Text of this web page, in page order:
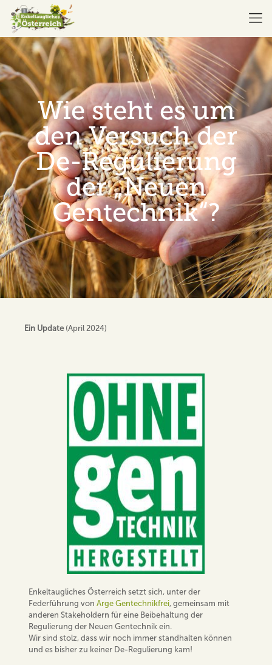
Wie steht es um
den Versuch der
De-Regulierung
der „Neuen
Gentechnik“?
Ein Update (April 2024)
Enkeltaugliches Österreich setzt sich, unter der
Federführung von Arge Gentechnikfrei, gemeinsam mit
anderen Stakeholdern für eine Beibehaltung der
Regulierung der Neuen Gentechnik ein.
Wir sind stolz, dass wir noch immer standhalten können
und es bisher zu keiner De-Regulierung kam!